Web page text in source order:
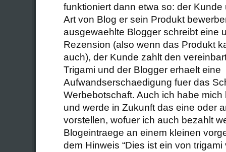
funktioniert dann etwa so: der Kunde
Art von Blog er sein Produkt
ausgewaehlte Blogger schreibt eine
Rezension (also wenn das Produkt
auch), der Kunde zahlt den
Trigami und der Blogger erhaelt eine
Aufwandserschaedigung fuer das
Werbebotschaft. Auch ich habe mich
und werde in Zukunft das eine oder
vorstellen, wofuer ich auch bezahlt
Blogeintraege an einem kleinen
dem Hinweis “Dies ist ein von